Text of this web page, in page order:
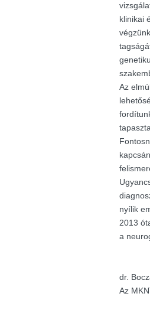
klinikai
Az
nyílik
2013
a
dr.
Az